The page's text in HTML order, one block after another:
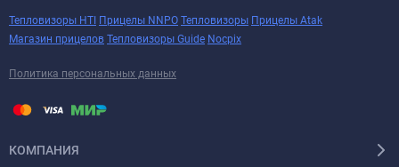
Тепловизоры HTI Прицелы NNPO Тепловизоры Прицелы Atak
Магазин прицелов Тепловизоры Guide Nocpix
Политика персональных данных
КОМПАНИЯ